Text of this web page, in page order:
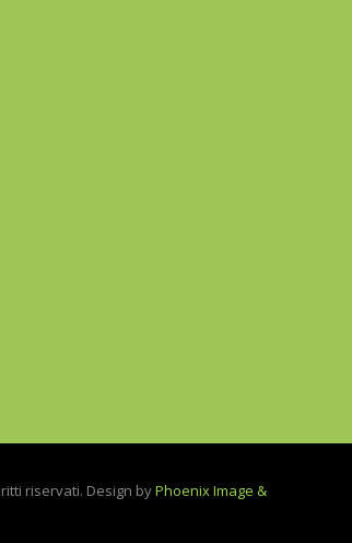
riservati. Design byPhoenix Image &